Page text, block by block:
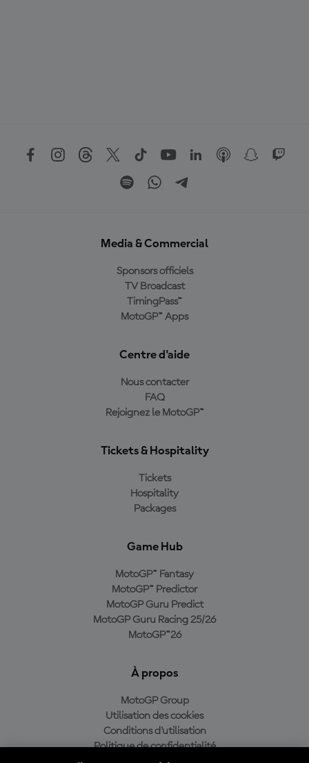
Media & Commercial
Sponsors officiels
TV Broadcast
TimingPass™
MotoGP™ Apps
Centre d'aide
Nous contacter
FAQ
Rejoignez le MotoGP™
Tickets & Hospitality
Tickets
Hospitality
Packages
Game Hub
MotoGP™ Fantasy
MotoGP™ Predictor
MotoGP Guru Predict
MotoGP Guru Racing 25/26
MotoGP™26
À propos
MotoGP Group
Utilisation des cookies
Conditions d'utilisation
Politique de confidentialité